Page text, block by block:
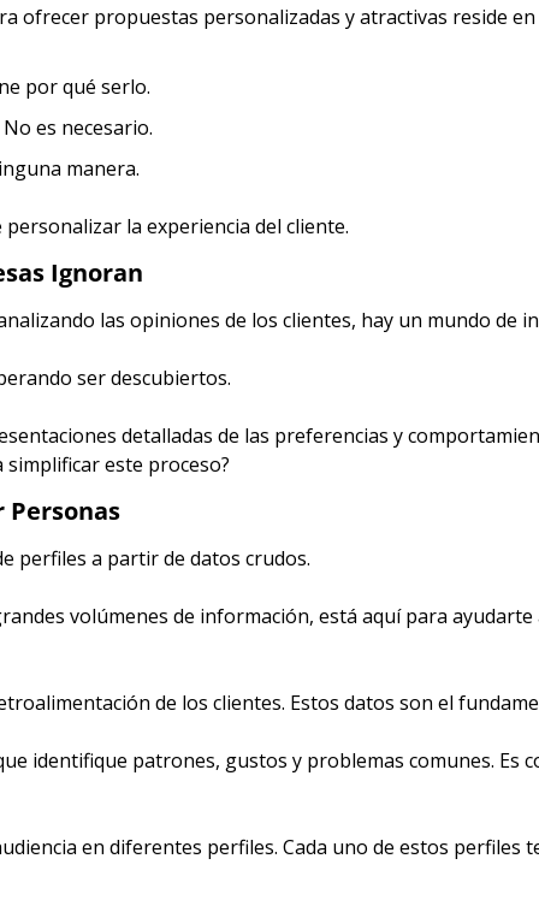
ofrecer propuestas personalizadas y atractivas reside
por qué serlo.
No es necesario.
manera.
la experiencia del cliente.
Ignoran
las opiniones de los clientes, hay un mundo de
ser descubiertos.
detalladas de las preferencias y
este proceso?
Personas
perfiles a partir de datos crudos.
volúmenes de información, está aquí para
de los clientes. Estos datos son el
identifique patrones, gustos y problemas comunes. Es
en diferentes perfiles. Cada uno de estos perfiles